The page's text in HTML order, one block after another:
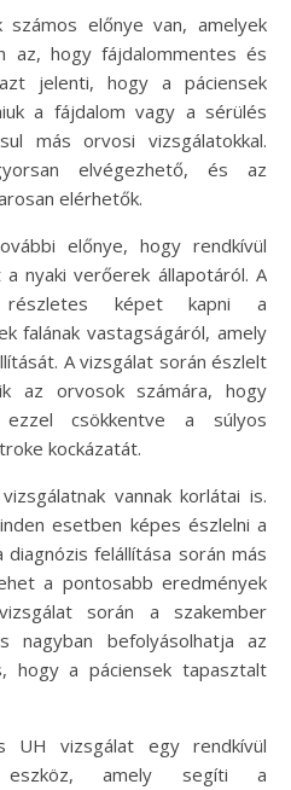
előnye van, amelyek
az, hogy fájdalommentes és
jelenti, hogy a páciensek
a fájdalom vagy a sérülés
más orvosi vizsgálatokkal.
elvégezhető, és az
elérhetők.
előnye, hogy rendkívül
nyaki verőerek állapotáról. A
részletes képet kapni a
falának vastagságáról, amely
A vizsgálat során észlelt
az orvosok számára, hogy
ezzel csökkentve a súlyos
kockázatát.
vannak korlátai is.
esetben képes észlelni a
felállítása során más
a pontosabb eredmények
során a szakember
nagyban befolyásolhatja az
hogy a páciensek tapasztalt
UH vizsgálat egy rendkívül
eszköz, amely segíti a